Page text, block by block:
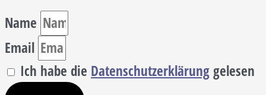
Name
Email
Ich habe die Datenschutzerklärunggelesen